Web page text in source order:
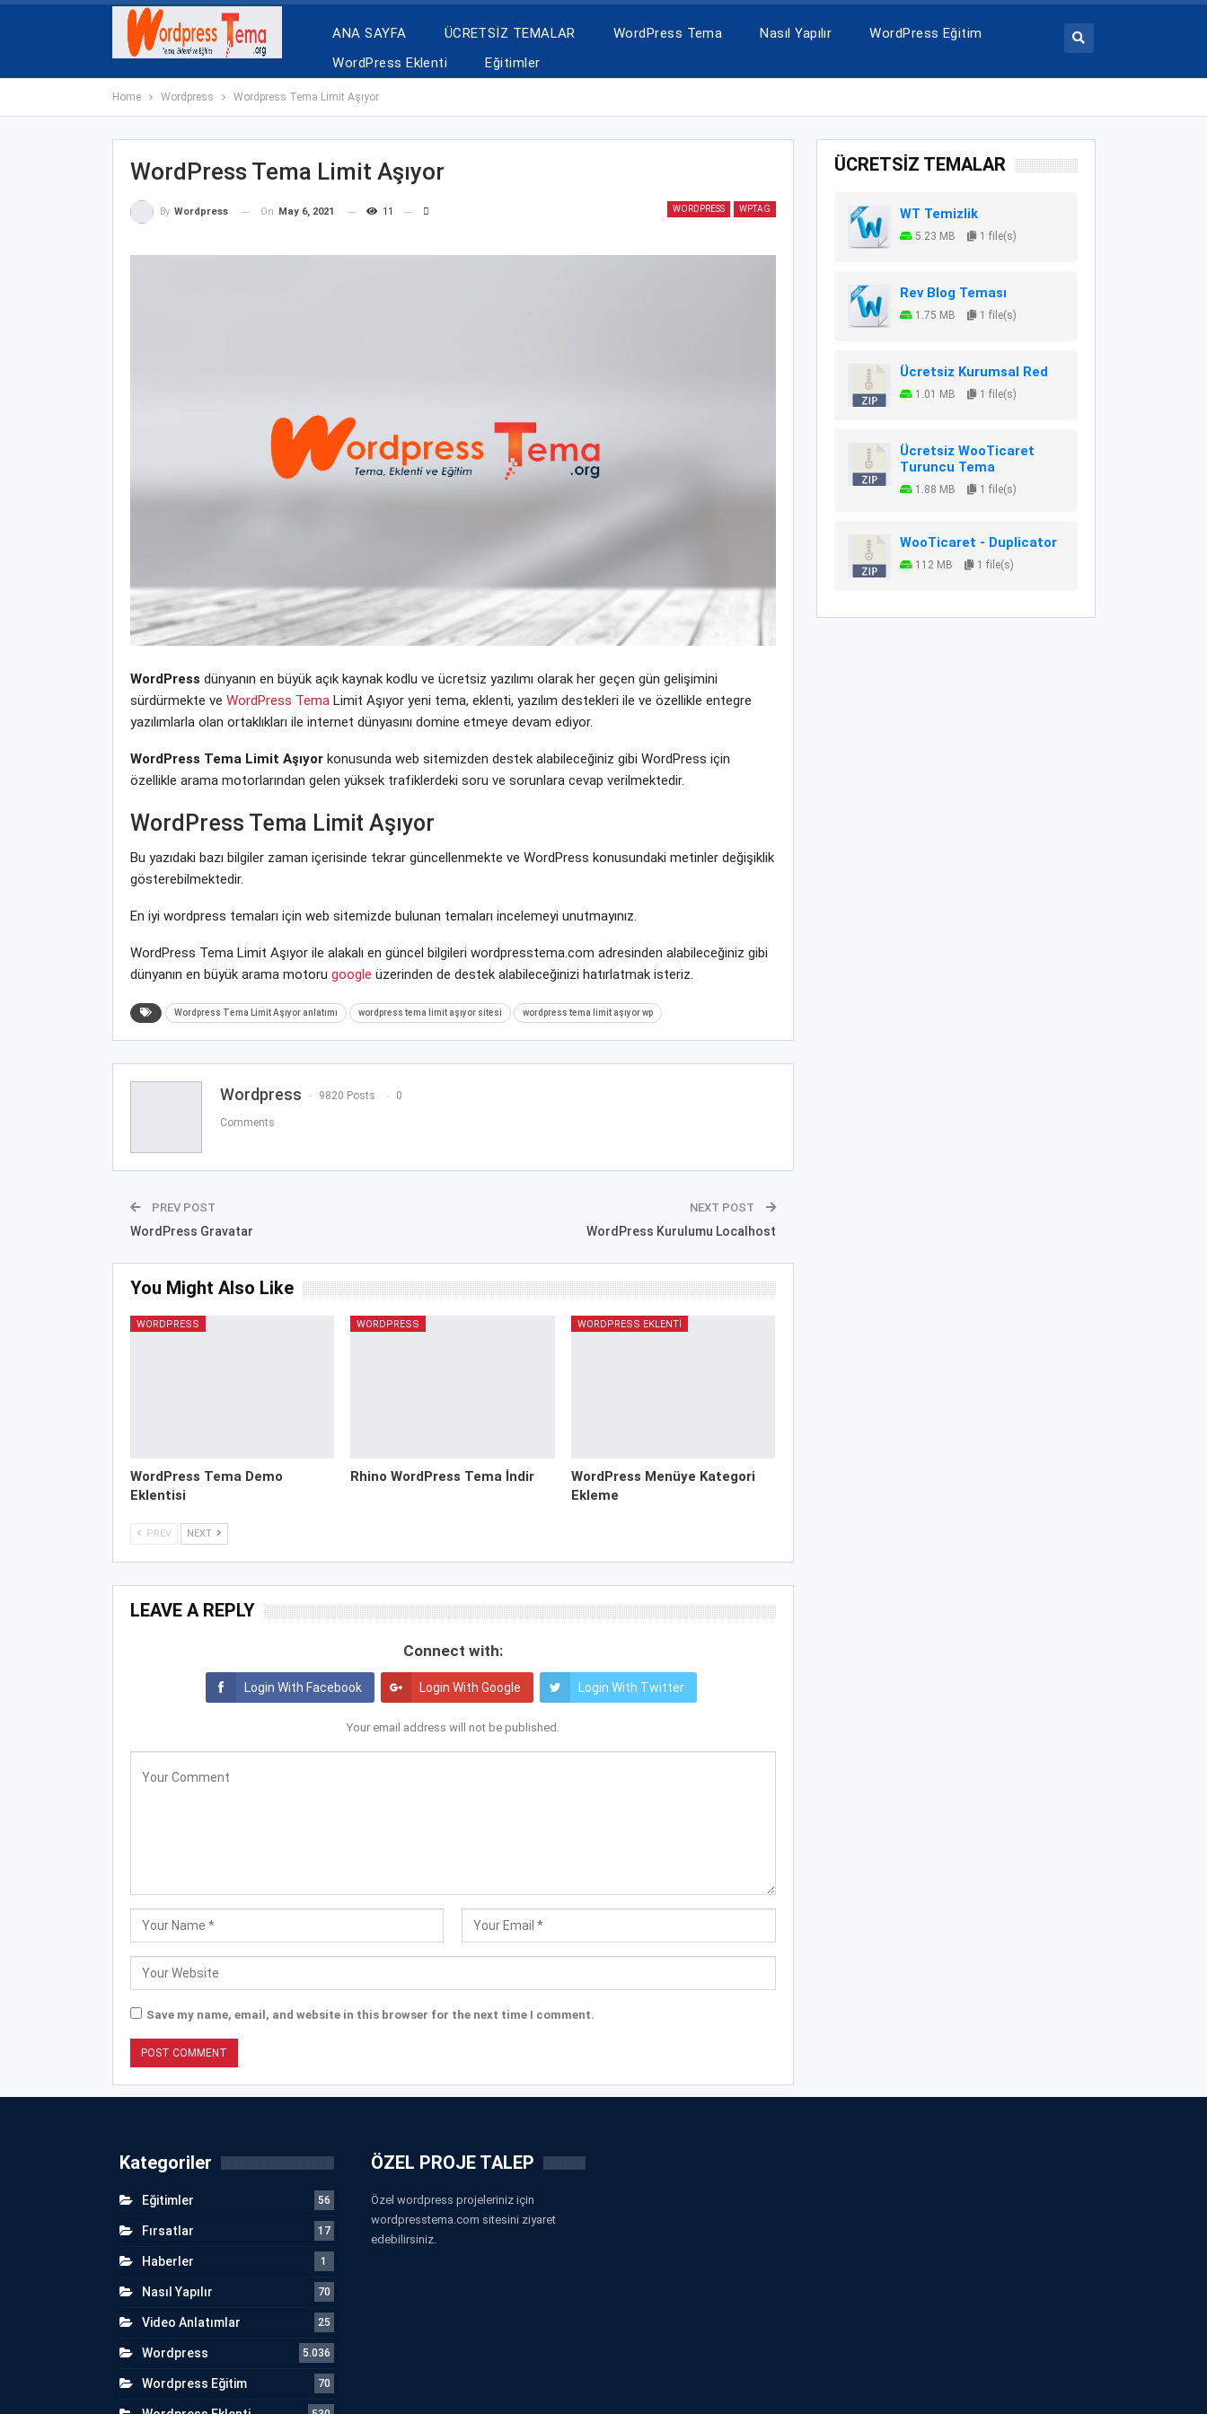
ANA SAYFA ÜCRETSİZ TEMALAR WordPress Tema Nasıl Yapılır
WordPress Eğitim
WordPress Eklenti
Eğitimler
Home Wordpress Wordpress Tema Limit Aşıyor
WordPress Tema Limit Aşıyor
WORDPRESS WPTAG
By Wordpress On May 6, 2021 11
WordPress dünyanın en büyük açık kaynak kodlu ve ücretsiz yazılımı olarak her geçen gün gelişimini
sürdürmekte ve WordPress TemaLimit Aşıyor yeni tema, eklenti, yazılım destekleri ile ve özellikle entegre
yazılımlarla olan ortaklıkları ile internet dünyasını domine etmeye devam ediyor.
WordPress Tema Limit Aşıyorkonusunda web sitemizden destek alabileceğiniz gibi WordPress için
özellikle arama motorlarından gelen yüksek trafiklerdeki soru ve sorunlara cevap verilmektedir.
WordPress Tema Limit Aşıyor
Bu yazıdaki bazı bilgiler zaman içerisinde tekrar güncellenmekte ve WordPress konusundaki metinler değişiklik
gösterebilmektedir.
En iyi wordpress temaları için web sitemizde bulunan temaları incelemeyi unutmayınız.
WordPress Tema Limit Aşıyor ile alakalı en güncel bilgileri wordpresstema.com adresinden alabileceğiniz gibi
dünyanın en büyük arama motoru google üzerinden de destek alabileceğinizi hatırlatmak isteriz.
Wordpress Tema Limit Aşıyor anlatımı wordpress tema limit aşıyor sitesi wordpress tema limit aşıyor wp
Wordpress 9820 Posts 0
Comments
PREV POST
WordPress Gravatar
NEXT POST
WordPress Kurulumu Localhost
You Might Also Like
WORDPRESS
WordPress Tema Demo
Eklentisi
WORDPRESS
Rhino WordPress Tema İndir
WORDPRESS EKLENTI
WordPress Menüye Kategori
Ekleme
PREV NEXT
LEAVE A REPLY
Connect with:
Login With Facebook Login With Google Login With Twitter
Your email address will not be published.
Save my name, email, and website in this browser for the next time I comment.
ÜCRETSİZ TEMALAR
WT Temizlik
5.23 MB 1 file(s)
Rev Blog Teması
1.75 MB 1 file(s)
Ücretsiz Kurumsal Red
1.01 MB 1 file(s)
Ücretsiz WooTicaret
Turuncu Tema
1.88 MB 1 file(s)
WooTicaret - Duplicator
112 MB 1 file(s)
Kategoriler
Eğitimler 56
Fırsatlar 17
Haberler 1
Nasıl Yapılır 70
Video Anlatımlar 25
Wordpress 5.036
Wordpress Eğitim 70
ÖZEL PROJE TALEP
Özel wordpress projeleriniz için
wordpresstema.com sitesini ziyaret
edebilirsiniz.